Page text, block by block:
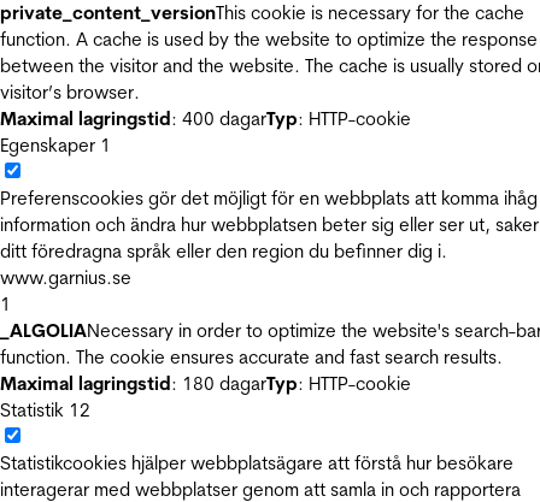
private_content_versionThis cookie is necessary for the cache
function. A cache is used by the website to optimize the
between the visitor and the website. The cache is usually stored
visitor’s browser.
Maximal lagringstid: 400 dagarTyp: HTTP-cookie
Egenskaper 1
Preferenscookies gör det möjligt för en webbplats att komma ihåg
information och ändra hur webbplatsen beter sig eller ser ut,
ditt föredragna språk eller den region du befinner dig i.
www.garnius.se
1
_ALGOLIANecessary in order to optimize the website's search-
function. The cookie ensures accurate and fast search results.
Maximal lagringstid: 180 dagarTyp: HTTP-cookie
Statistik 12
Statistikcookies hjälper webbplatsägare att förstå hur besökare
interagerar med webbplatser genom att samla in och rapportera